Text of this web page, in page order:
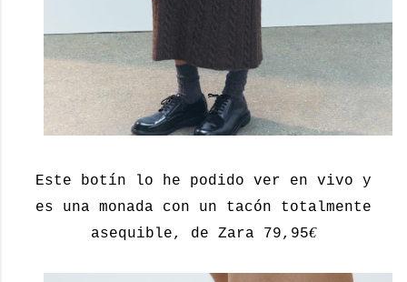
Este botín lo he podido ver en vivo y
es una monada con un tacón totalmente
asequible, de Zara 79,95€